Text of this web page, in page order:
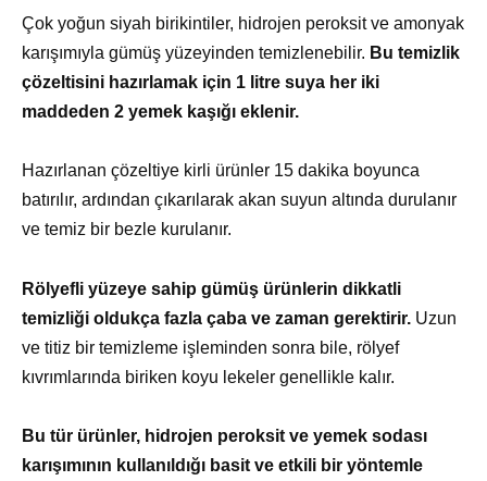
Çok yoğun siyah birikintiler, hidrojen peroksit ve amonyak
karışımıyla gümüş yüzeyinden temizlenebilir. Bu temizlik
çözeltisini hazırlamak için 1 litre suya her iki
maddeden 2 yemek kaşığı eklenir.
Hazırlanan çözeltiye kirli ürünler 15 dakika boyunca
batırılır, ardından çıkarılarak akan suyun altında durulanır
ve temiz bir bezle kurulanır.
Rölyefli yüzeye sahip gümüş ürünlerin dikkatli
temizliği oldukça fazla çaba ve zaman gerektirir. Uzun
ve titiz bir temizleme işleminden sonra bile, rölyef
kıvrımlarında biriken koyu lekeler genellikle kalır.
Bu tür ürünler, hidrojen peroksit ve yemek sodası
karışımının kullanıldığı basit ve etkili bir yöntemle